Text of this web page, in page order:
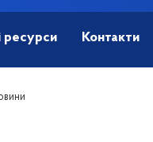
ресурси Контакти